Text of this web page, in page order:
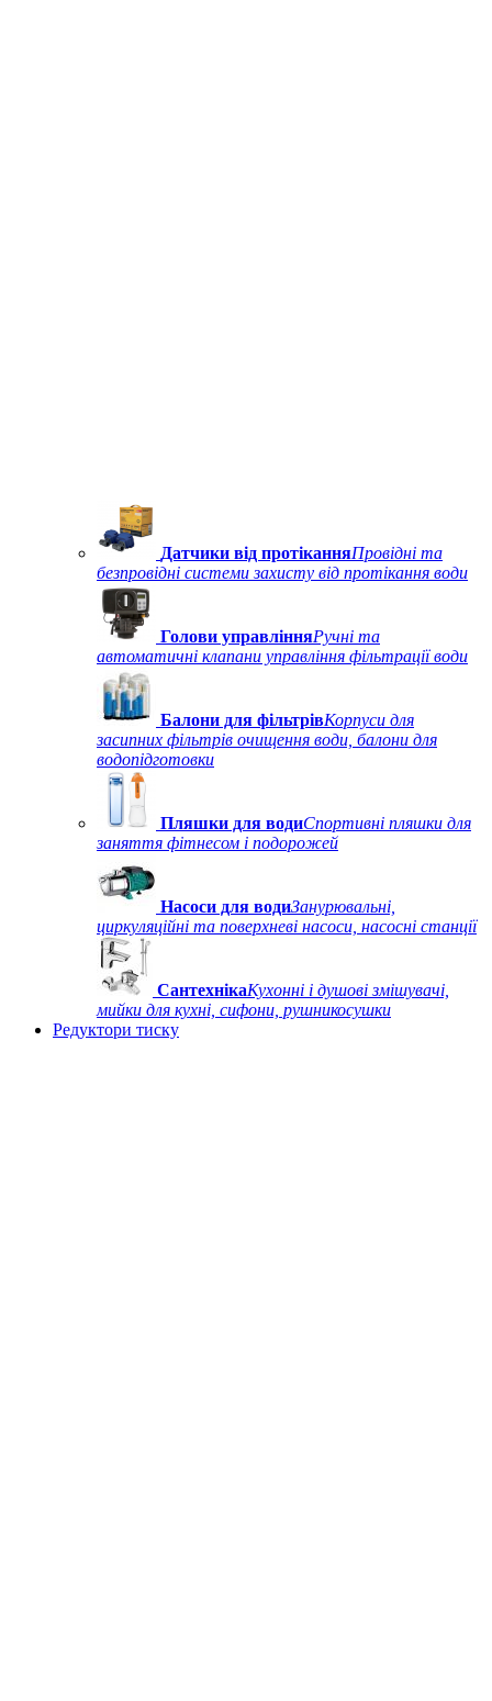
Датчики від протіканняПровідні та
безпровідні системи захисту від протікання води
Голови управлінняРучні та
автоматичні клапани управління фільтрації води
Балони для фільтрівКорпуси для
засипних фільтрів очищення води, балони для
водопідготовки
Пляшки для водиСпортивні пляшки для
заняття фітнесом і подорожей
Насоси для водиЗанурювальні,
циркуляційні та поверхневі насоси, насосні станції
СантехнікаКухонні і душові змішувачі,
мийки для кухні, сифони, рушникосушки
Редуктори тиску